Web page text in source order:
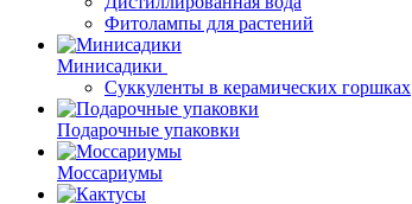
Фитолампы для растений
Минисадики
Суккуленты в керамических горшках
Подарочные упаковки
Моссариумы